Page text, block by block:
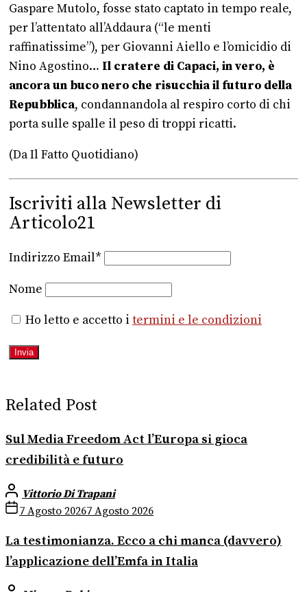
Gaspare Mutolo, fosse stato captato in tempo reale,
per l’attentato all’Addaura (“le menti
raffinatissime”), per Giovanni Aiello e l’omicidio di
Nino Agostino… Il cratere di Capaci, in vero, è
ancora un buco nero che risucchia il futuro della
Repubblica, condannandola al respiro corto di chi
porta sulle spalle il peso di troppi ricatti.
(Da Il Fatto Quotidiano)
Iscriviti alla Newsletter di
Articolo21
Indirizzo Email*
Nome
Ho letto e accetto i termini e le condizioni
Related Post
Sul Media Freedom Act l’Europa si gioca
credibilità e futuro
Vittorio Di Trapani
7 Agosto 20267 Agosto 2026
La testimonianza. Ecco a chi manca (davvero)
l’applicazione dell’Emfa in Italia